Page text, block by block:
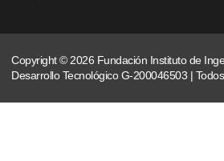
Copyright © 2026 Fundación Instituto de
Desarrollo Tecnológico G-200046503 |